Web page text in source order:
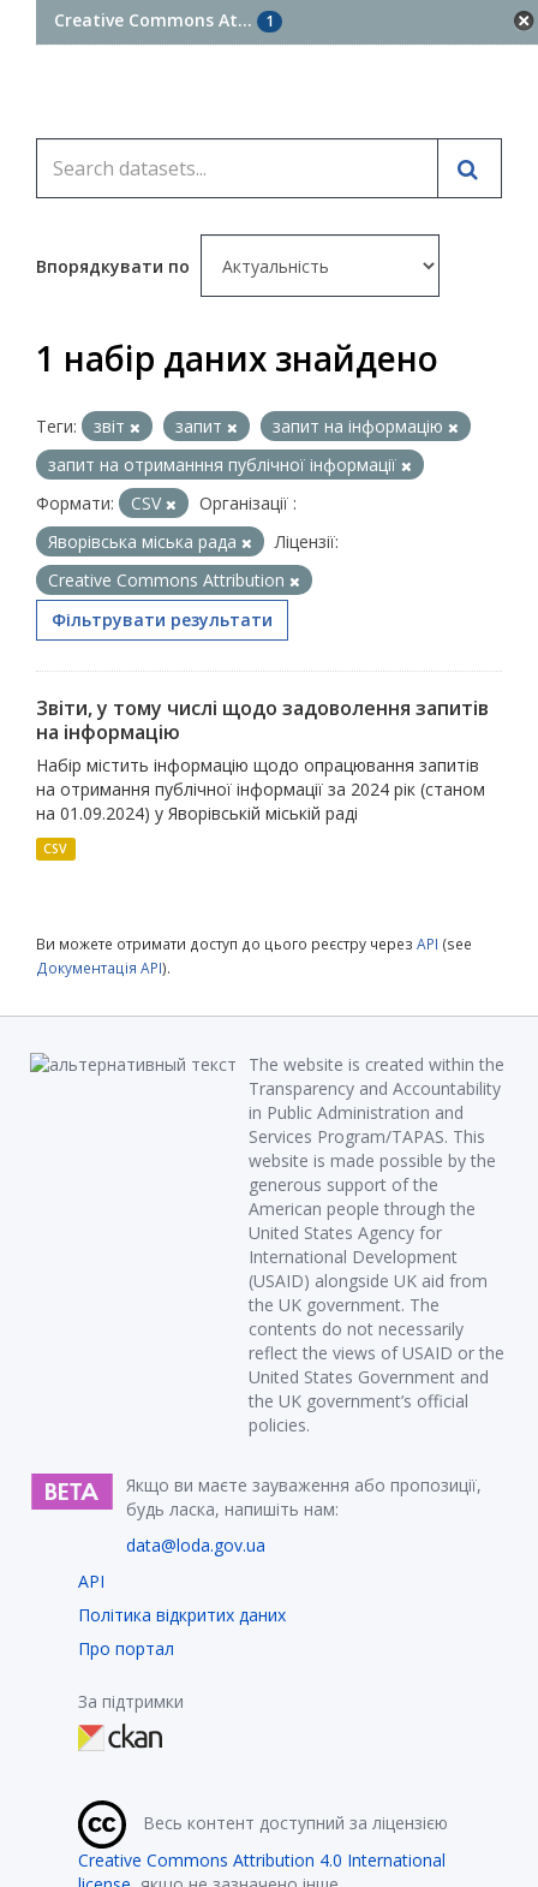
Creative Commons At... 1
Впорядкувати по
1 набір даних знайдено
Теги: звіт запит
запит на інформацію
запит на отриманння публічної інформації
Формати:
CSV
Організації :
Яворівська міська рада
Ліцензії:
Creative Commons Attribution
Фільтрувати результати
Звіти, у тому числі щодо задоволення запитів
на інформацію
Набір містить інформацію щодо опрацювання запитів
на отримання публічної інформації за 2024 рік (станом
на 01.09.2024) у Яворівській міській раді
CSV
Ви можете отримати доступ до цього реєстру через API (see
Документація API).
The website is created within the
Transparency and Accountability
in Public Administration and
Services Program/TAPAS. This
website is made possible by the
generous support of the
American people through the
United States Agency for
International Development
(USAID) alongside UK aid from
the UK government. The
contents do not necessarily
reflect the views of USAID or the
United States Government and
the UK government’s official
policies.
Якщо ви маєте зауваження або пропозиції,
будь ласка, напишіть нам:
data@loda.gov.ua
API
Політика відкритих даних
Про портал
За підтримки
Весь контент доступний за ліцензією
Creative Commons Attribution 4.0 International